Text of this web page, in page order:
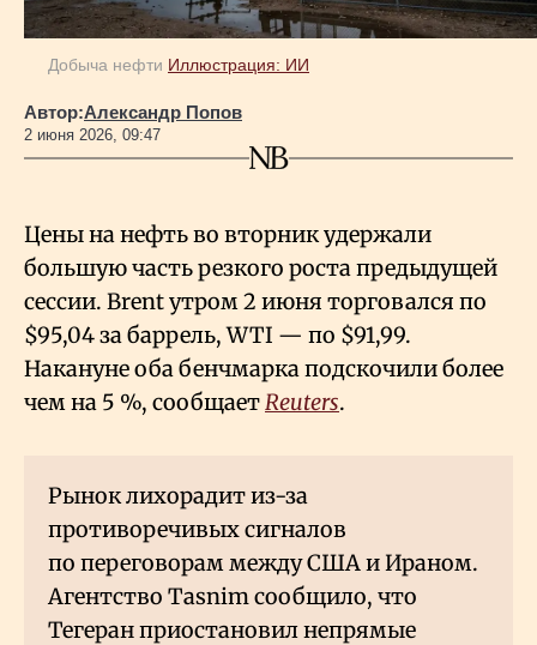
Люди
Life & Arts
Все новости
Добыча нефти Иллюстрация: ИИ
Автор:Александр Попов
2 июня 2026, 09:47
Цены на нефть во вторник удержали
большую часть резкого роста предыдущей
сессии. Brent утром 2 июня торговался по
$95,04 за баррель, WTI — по $91,99.
Накануне оба бенчмарка подскочили более
чем на 5 %, сообщаетReuters.
Рынок лихорадит из-за
противоречивых сигналов
по переговорам между США и Ираном.
Агентство Tasnim сообщило, что
Тегеран приостановил непрямые